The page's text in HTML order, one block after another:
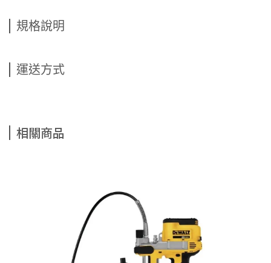
規格說明
運送方式
相關商品